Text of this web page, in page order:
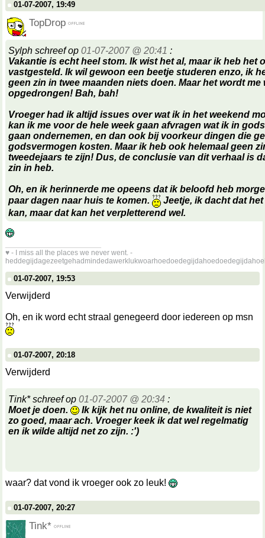
01-07-2007, 19:49
TopDrop
Sylph schreef op 01-07-2007 @ 20:41 :
Vakantie is echt heel stom. Ik wist het al, maar ik heb het
vastgesteld. Ik wil gewoon een beetje studeren enzo, ik
geen zin in twee maanden niets doen. Maar het wordt me
opgedrongen! Bah, bah!
Vroeger had ik altijd issues over wat ik in het weekend
kan ik me voor de hele week gaan afvragen wat ik in
gaan ondernemen, en dan ook bij voorkeur dingen die
godsvermogen kosten. Maar ik heb ook helemaal geen
tweedejaars te zijn! Dus, de conclusie van dit verhaal is
zin in heb.
Oh, en ik herinnerde me opeens dat ik beloofd heb
paar dagen naar huis te komen.
Jeetje, ik dacht dat
kan, maar dat kan het verpletterend wel.
♥ - I miss all the places we never went. -
01-07-2007, 19:53
Verwijderd
Oh, en ik word echt straal genegeerd door iedereen op msn
01-07-2007, 20:18
Verwijderd
Tink* schreef op 01-07-2007 @ 20:34 :
Moet je doen.
Ik kijk het nu online, de kwaliteit is niet
zo goed, maar ach. Vroeger keek ik dat wel regelmatig
en ik wilde altijd net zo zijn. :')
waar? dat vond ik vroeger ook zo leuk!
01-07-2007, 20:27
Tink*